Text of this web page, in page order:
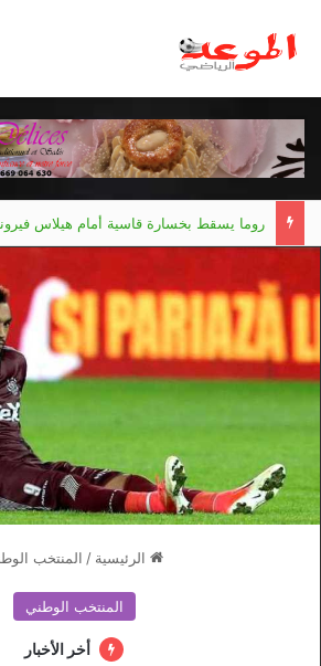
روما يسقط بخسارة قاسية أمام هيلاس فيرونا
الرئيسية / المنتخب
المنتخب الوطني
أخر الأخبار